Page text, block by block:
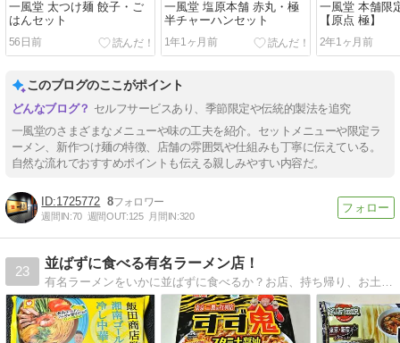
一風堂 太つけ麺 餃子・ご
はんセット
56日前
一風堂 塩原本舗 赤丸・極
半チャーハンセット
1年1ヶ月前
一風堂 本舗限
【原点 極】
2年1ヶ月前
このブログのここがポイント
セルフサービスあり、季節限定や伝統的製法を追究
一風堂のさまざまなメニューや味の工夫を紹介。セットメニューや限定ラ
ーメン、新作つけ麺の特徴、店舗の雰囲気や仕組みも丁寧に伝えている。
自然な流れでおすすめポイントも伝える親しみやすい内容だ。
1725772 8
週間IN:70 週間OUT:125 月間IN:320
23
並ばずに食べる有名ラーメン店！
有名ラーメンをいかに並ばずに食べるか？お店、持ち帰り、お土産、通販、市販生ラーメン、カップ麺まで、紹介してます。